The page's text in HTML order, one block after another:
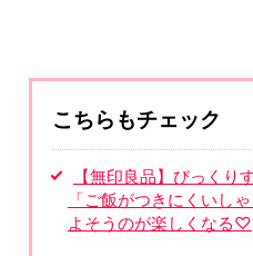
こちらもチェック
【無印良品】びっくり
「ご飯がつきにくいし
よそうのが楽しくなる♡